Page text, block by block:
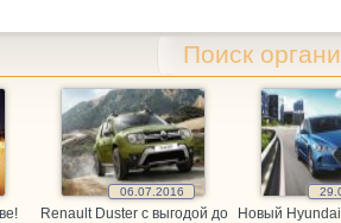
Поиск
06.07.2016
Renault Duster с выгодой до
Новый